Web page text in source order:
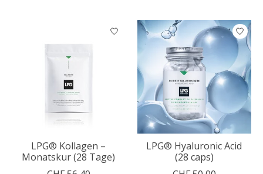
LPG® Kollagen –
Monatskur (28 Tage)
LPG® Hyaluronic Acid
(28 caps)